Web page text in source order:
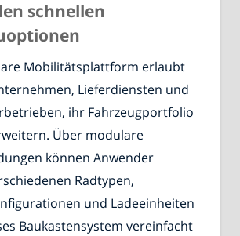
schnellen
Mobilitätsplattform erlaubt
Lieferdiensten und
ihr Fahrzeugportfolio
Über modulare
können Anwender
Radtypen,
und Ladeeinheiten
Baukastensystem vereinfacht